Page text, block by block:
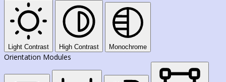
Light Contrast High Contrast Monochrome
Orientation Modules